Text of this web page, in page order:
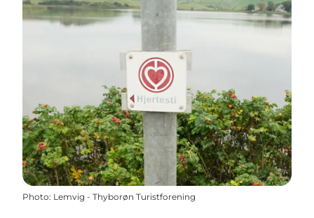
Photo: Lemvig - Thyborøn Turistforening